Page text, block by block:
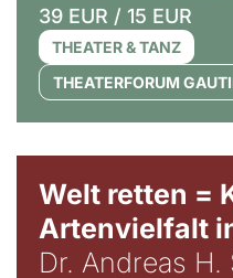
39 EUR / 15 EUR
THEATER & TANZ
THEATERFORUM
Welt retten =
Artenvielfalt
Dr. Andreas H.